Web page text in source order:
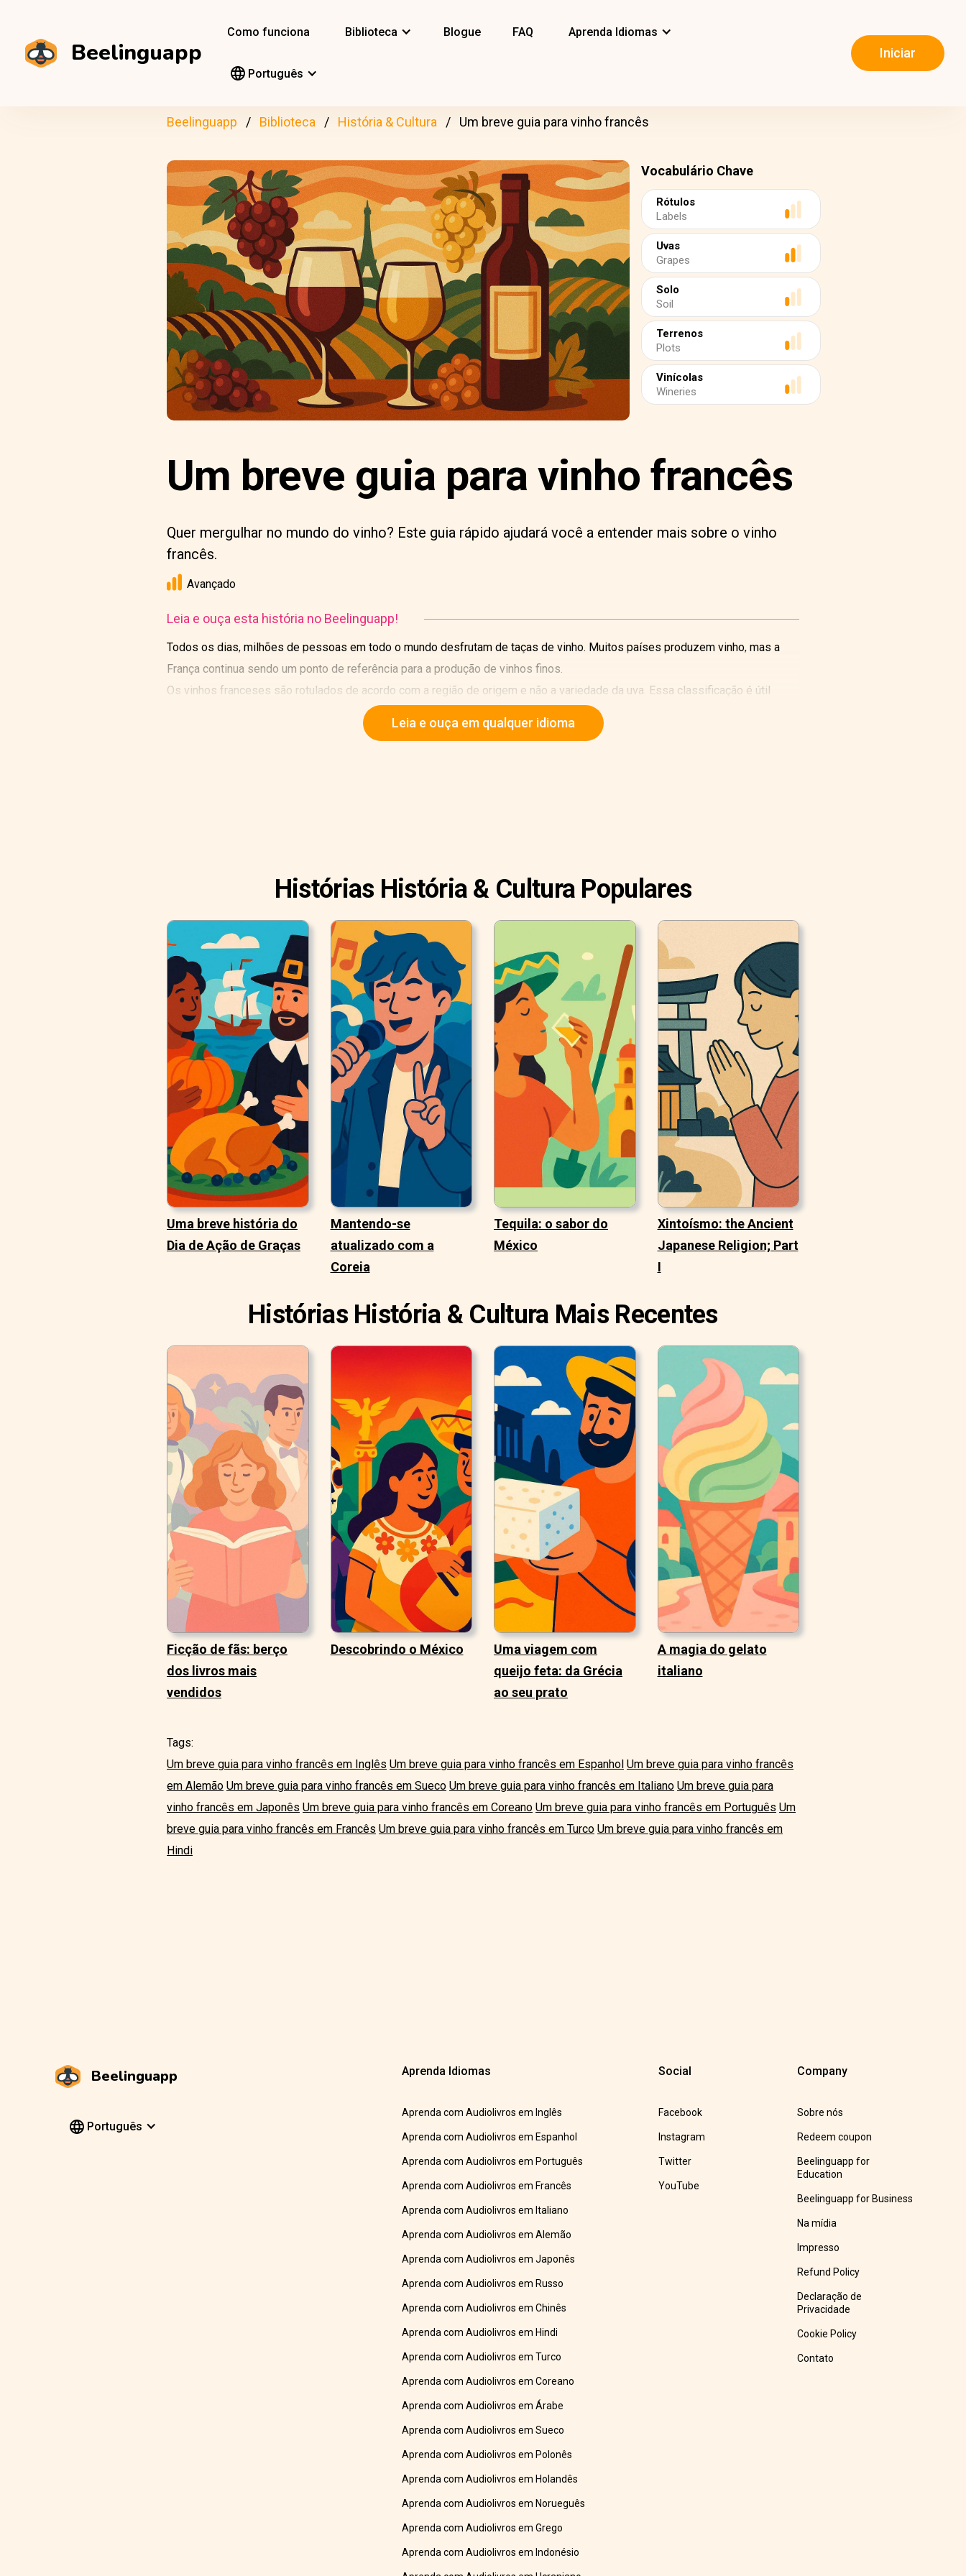
Beelinguapp
Como funciona Biblioteca Blogue FAQ Aprenda Idiomas
Português
Iniciar
Beelinguapp Biblioteca História & Cultura Um breve guia para vinho francês
Vocabulário Chave
Rótulos
Labels
Uvas
Grapes
Solo
Soil
Terrenos
Plots
Vinícolas
Wineries
Um breve guia para vinho francês
Quer mergulhar no mundo do vinho? Este guia rápido ajudará você a entender mais sobre o vinho
francês.
Avançado
Leia e ouça esta história no Beelinguapp!
Todos os dias, milhões de pessoas em todo o mundo desfrutam de taças de vinho. Muitos países produzem vinho, mas a
França continua sendo um ponto de referência para a produção de vinhos finos.
Os vinhos franceses são rotulados de acordo com a região de origem e não a variedade da uva. Essa classificação é útil
porque cada vinho tem um caráter único de acordo com o que os conhecedores chamam de "terroir".
Leia e ouça em qualquer idioma
Histórias História & Cultura Populares
Uma breve história do
Dia de Ação de Graças
Mantendo-se
atualizado com a
Coreia
Tequila: o sabor do
México
Xintoísmo: the Ancient
Japanese Religion; Part
I
Histórias História & Cultura Mais Recentes
Ficção de fãs: berço
dos livros mais
vendidos
Descobrindo o México
Uma viagem com
queijo feta: da Grécia
ao seu prato
A magia do gelato
italiano
Tags:
Um breve guia para vinho francês em Inglês Um breve guia para vinho francês em Espanhol Um breve guia para vinho francês
em Alemão Um breve guia para vinho francês em Sueco Um breve guia para vinho francês em Italiano Um breve guia para
vinho francês em Japonês Um breve guia para vinho francês em Coreano Um breve guia para vinho francês em Português Um
breve guia para vinho francês em Francês Um breve guia para vinho francês em Turco Um breve guia para vinho francês em
Hindi
Beelinguapp
Português
Aprenda Idiomas
Aprenda com Audiolivros em Inglês
Aprenda com Audiolivros em Espanhol
Aprenda com Audiolivros em Português
Aprenda com Audiolivros em Francês
Aprenda com Audiolivros em Italiano
Aprenda com Audiolivros em Alemão
Aprenda com Audiolivros em Japonês
Aprenda com Audiolivros em Russo
Aprenda com Audiolivros em Chinês
Aprenda com Audiolivros em Hindi
Aprenda com Audiolivros em Turco
Aprenda com Audiolivros em Coreano
Aprenda com Audiolivros em Árabe
Aprenda com Audiolivros em Sueco
Aprenda com Audiolivros em Polonês
Aprenda com Audiolivros em Holandês
Aprenda com Audiolivros em Norueguês
Aprenda com Audiolivros em Grego
Aprenda com Audiolivros em Indonésio
Social
Facebook
Instagram
Twitter
YouTube
Company
Sobre nós
Redeem coupon
Beelinguapp for
Education
Beelinguapp for Business
Na mídia
Impresso
Refund Policy
Declaração de
Privacidade
Cookie Policy
Contato